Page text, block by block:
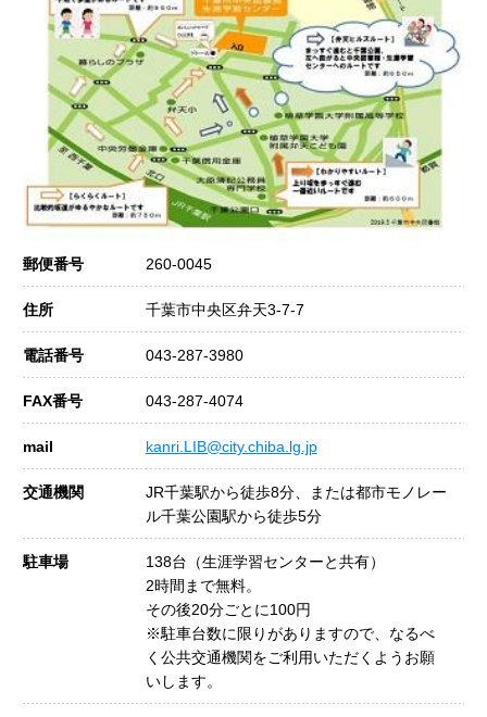
郵便番号 260-0045
住所 千葉市中央区弁天3-7-7
電話番号 043-287-3980
FAX番号 043-287-4074
mail kanri.LIB@city.chiba.lg.jp
交通機関
JR千葉駅から徒歩8分、または都市モノレー
ル千葉公園駅から徒歩5分
駐車場
138台（生涯学習センターと共有）
2時間まで無料。
その後20分ごとに100円
※駐車台数に限りがありますので、なるべ
く公共交通機関をご利用いただくようお願
いします。